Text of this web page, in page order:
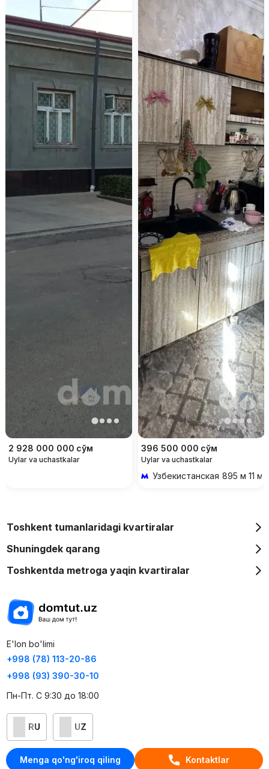
Menga qo'ng'iroq qiling Kontaktlar
2 928 000 000 сўм
Uylar va uchastkalar
396 500 000 сўм
Uylar va uchastkalar
Узбекистанская 895 м 11
Toshkent tumanlaridagi kvartiralar
Shuningdek qarang
Toshkentda metroga yaqin kvartiralar
E'lon bo'limi
+998 (78) 113-20-86
+998 (93) 390-30-10
Пн-Пт. С 9:30 до 18:00
RU UZ
Kontaktlar